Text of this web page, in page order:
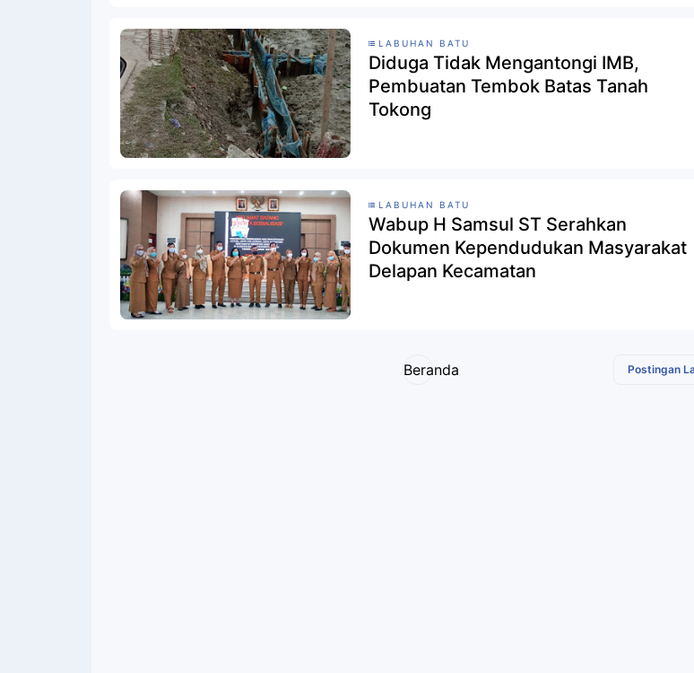
LABUHAN BATU
Diduga Tidak Mengantongi IMB,
Pembuatan Tembok Batas Tanah
Tokong
LABUHAN BATU
Wabup H Samsul ST Serahkan
Dokumen Kependudukan Masyarakat
Delapan Kecamatan
Postingan
Beranda